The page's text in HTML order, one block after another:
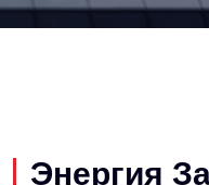
Энергия